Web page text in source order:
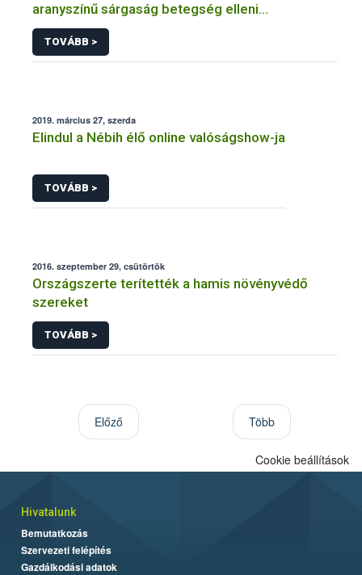
aranyszínű sárgaság betegség elleni
védekezésben
TOVÁBB >
2019. március 27, szerda
Elindul a Nébih élő online valóságshow-ja
TOVÁBB >
2016. szeptember 29, csütörtök
Országszerte terítették a hamis növényvédő
szereket
TOVÁBB >
Előző Több
Cookie beállítások
Hivatalunk
Bemutatkozás
Szervezeti felépítés
Gazdálkodási adatok